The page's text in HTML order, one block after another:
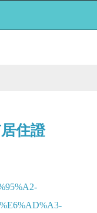
住證